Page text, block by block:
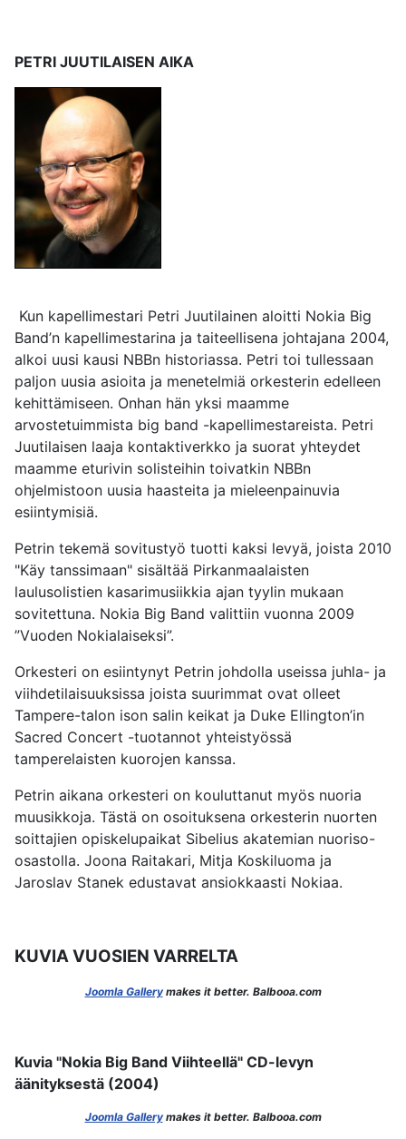
PETRI JUUTILAISEN AIKA
Kun kapellimestari Petri Juutilainen aloitti Nokia Big
Band’n kapellimestarina ja taiteellisena johtajana 2004,
alkoi uusi kausi NBBn historiassa. Petri toi tullessaan
paljon uusia asioita ja menetelmiä orkesterin edelleen
kehittämiseen. Onhan hän yksi maamme
arvostetuimmista big band -kapellimestareista. Petri
Juutilaisen laaja kontaktiverkko ja suorat yhteydet
maamme eturivin solisteihin toivatkin NBBn
ohjelmistoon uusia haasteita ja mieleenpainuvia
esiintymisiä.
Petrin tekemä sovitustyö tuotti kaksi levyä, joista 2010
"Käy tanssimaan" sisältää Pirkanmaalaisten
laulusolistien kasarimusiikkia ajan tyylin mukaan
sovitettuna. Nokia Big Band valittiin vuonna 2009
”Vuoden Nokialaiseksi”.
Orkesteri on esiintynyt Petrin johdolla useissa juhla- ja
viihdetilaisuuksissa joista suurimmat ovat olleet
Tampere-talon ison salin keikat ja Duke Ellington’in
Sacred Concert -tuotannot yhteistyössä
tamperelaisten kuorojen kanssa.
Petrin aikana orkesteri on kouluttanut myös nuoria
muusikkoja. Tästä on osoituksena orkesterin nuorten
soittajien opiskelupaikat Sibelius akatemian nuoriso-
osastolla. Joona Raitakari, Mitja Koskiluoma ja
Jaroslav Stanek edustavat ansiokkaasti Nokiaa.
KUVIA VUOSIEN VARRELTA
Joomla Gallerymakes it better. Balbooa.com
Kuvia "Nokia Big Band Viihteellä" CD-levyn
äänityksestä (2004)
Joomla Gallerymakes it better. Balbooa.com